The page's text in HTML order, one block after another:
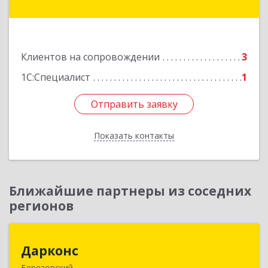
Клиентов на сопровождении
3
1С:Специалист
1
Отправить заявку
Показать контакты
Отправить заявку
Назад
Ближайшие партнеры из соседних
регионов
Дарконс